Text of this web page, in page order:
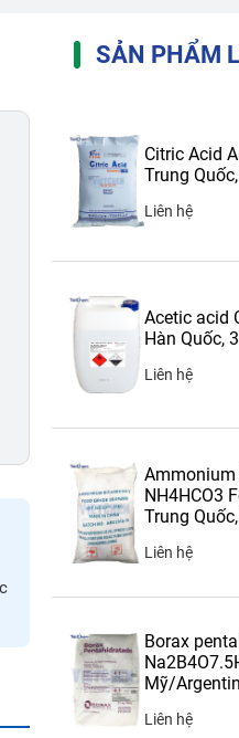
SẢN PHẨM
Citric Acid
Trung
Liên hệ
Acetic acid
Hàn Quốc,
Liên hệ
NH4HCO3
Trung
Liên hệ
Borax
Mỹ/
Liên hệ